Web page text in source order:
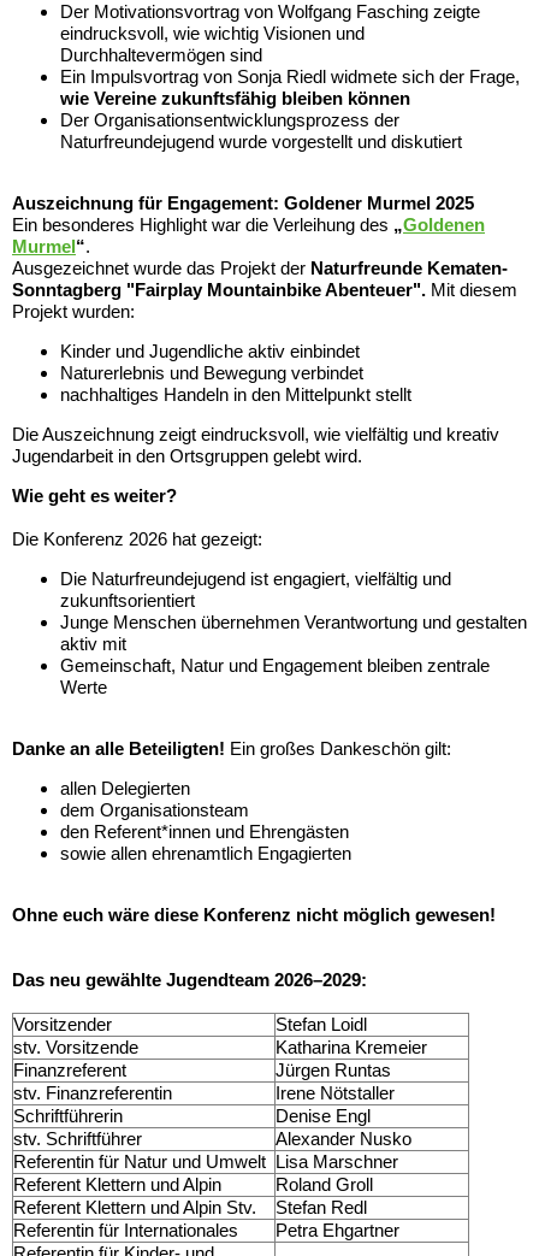
Der Motivationsvortrag von Wolfgang Fasching zeigte
eindrucksvoll, wie wichtig Visionen und
Durchhaltevermögen sind
Ein Impulsvortrag von Sonja Riedl widmete sich der Frage,
wie Vereine zukunftsfähig bleiben können
Der Organisationsentwicklungsprozess der
Naturfreundejugend wurde vorgestellt und diskutiert
Auszeichnung für Engagement: Goldener Murmel 2025
Ein besonderes Highlight war die Verleihung des „Goldenen
Murmel“.
Ausgezeichnet wurde das Projekt der Naturfreunde Kematen-
Sonntagberg "Fairplay Mountainbike Abenteuer". Mit diesem
Projekt wurden:
Kinder und Jugendliche aktiv einbindet
Naturerlebnis und Bewegung verbindet
nachhaltiges Handeln in den Mittelpunkt stellt
Die Auszeichnung zeigt eindrucksvoll, wie vielfältig und kreativ
Jugendarbeit in den Ortsgruppen gelebt wird.
Wie geht es weiter?
Die Konferenz 2026 hat gezeigt:
Die Naturfreundejugend ist engagiert, vielfältig und
zukunftsorientiert
Junge Menschen übernehmen Verantwortung und gestalten
aktiv mit
Gemeinschaft, Natur und Engagement bleiben zentrale
Werte
Danke an alle Beteiligten! Ein großes Dankeschön gilt:
allen Delegierten
dem Organisationsteam
den Referent*innen und Ehrengästen
sowie allen ehrenamtlich Engagierten
Ohne euch wäre diese Konferenz nicht möglich gewesen!
Das neu gewählte Jugendteam 2026–2029:
Vorsitzender
Stefan Loidl
stv. Vorsitzende
Katharina Kremeier
Finanzreferent
Jürgen Runtas
stv. Finanzreferentin
Irene Nötstaller
Schriftführerin
Denise Engl
stv. Schriftführer
Alexander Nusko
Referentin für Natur und Umwelt Lisa Marschner
Referent Klettern und Alpin
Roland Groll
Referent Klettern und Alpin Stv.
Stefan Redl
Referentin für Internationales
Petra Ehgartner